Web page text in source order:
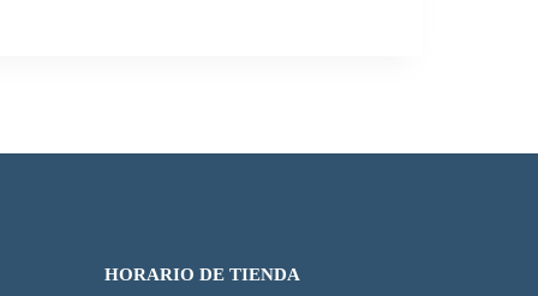
HORARIO DE TIENDA